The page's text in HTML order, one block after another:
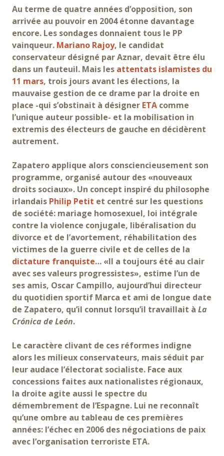
Au terme de quatre années d’opposition, son
arrivée au pouvoir en 2004 étonne davantage
encore. Les sondages donnaient tous le PP
vainqueur. Mariano Rajoy, le candidat
conservateur désigné par Aznar, devait être élu
dans un fauteuil. Mais les attentats islamistes du
11 mars, trois jours avant les élections, la
mauvaise gestion de ce drame par la droite en
place -qui s’obstinait à désigner ETA comme
l’unique auteur possible- et la mobilisation in
extremis des électeurs de gauche en décidèrent
autrement.
Zapatero applique alors consciencieusement son
programme, organisé autour des «nouveaux
droits sociaux». Un concept inspiré du philosophe
irlandais Philip Petit et centré sur les questions
de société: mariage homosexuel, loi intégrale
contre la violence conjugale, libéralisation du
divorce et de l’avortement, réhabilitation des
victimes de la guerre civile et de celles de la
dictature franquiste… «Il a toujours été au clair
avec ses valeurs progressistes», estime l’un de
ses amis, Oscar Campillo, aujourd’hui directeur
du quotidien sportif Marca et ami de longue date
de Zapatero, qu’il connut lorsqu’il travaillait à La
Crónica de León.
Le caractère clivant de ces réformes indigne
alors les milieux conservateurs, mais séduit par
leur audace l’électorat socialiste. Face aux
concessions faites aux nationalistes régionaux,
la droite agite aussi le spectre du
démembrement de l’Espagne. Lui ne reconnaît
qu’une ombre au tableau de ces premières
années: l’échec en 2006 des négociations de paix
avec l’organisation terroriste ETA.